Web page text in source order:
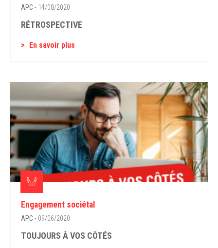
APC - 14/08/2020
RÉTROSPECTIVE
En savoir plus
Engagement sociétal
APC - 09/06/2020
TOUJOURS À VOS CÔTÉS